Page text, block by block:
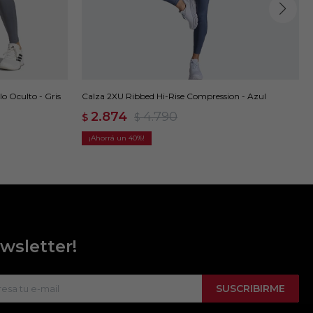
Oculto - Gris Calza 2XU Ribbed Hi-Rise Compression - Azul
$ 2.874 $ 4.790
40
SUSCRIBIRME